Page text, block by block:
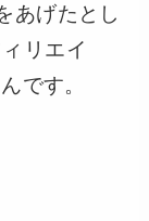
あげたとし
リエイ
です。